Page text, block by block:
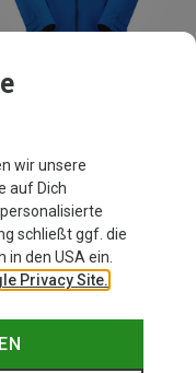
wir unsere
auf Dich
schließt ggf. die
den USA ein.
Privacy Site.